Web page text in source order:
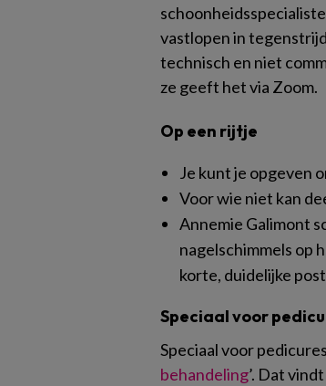
vastlopen in
technisch en niet
ze geeft het via Zoom.
Op een rijtje
Je kunt je opgeven
Voor wie niet kan
Annemie Galimont
nagelschimmels op
korte, duidelijke
Speciaal voor
Speciaal voor
behandeling’. Dat